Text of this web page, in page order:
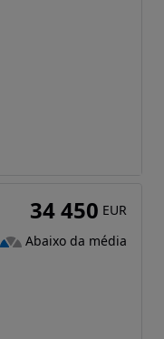
34 450 EUR
Abaixo da média